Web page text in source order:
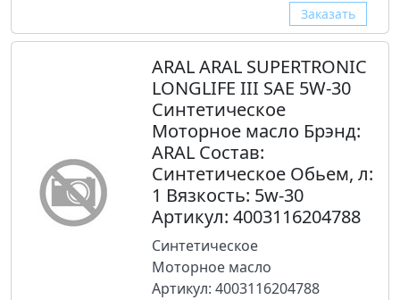
Заказать
ARAL ARAL SUPERTRONIC
LONGLIFE III SAE 5W-30
Синтетическое
Моторное масло Брэнд:
ARAL Состав:
Синтетическое Обьем, л:
1 Вязкость: 5w-30
Артикул: 4003116204788
Синтетическое
Моторное масло
Артикул: 4003116204788